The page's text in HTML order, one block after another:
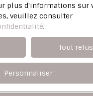
vous offre
de votre bien dans
votre bien
plus d'informations sur
veuillez consulter
.
Tout
Personnaliser